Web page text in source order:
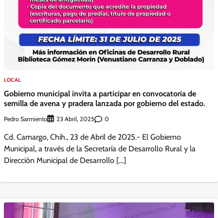
LOCAL
Gobierno municipal invita a participar en convocatoria de
semilla de avena y pradera lanzada por gobierno del estado.
Pedro Sarmiento 23 Abril, 2025 0
Cd. Camargo, Chih., 23 de Abril de 2025.- El Gobierno
Municipal, a través de la Secretaría de Desarrollo Rural y la
Dirección Municipal de Desarrollo […]